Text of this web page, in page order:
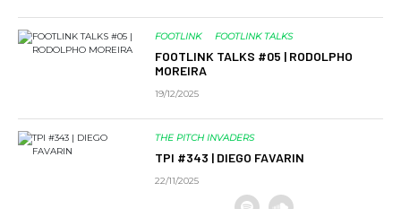
FOOTLINK FOOTLINK TALKS
FOOTLINK TALKS #05 | RODOLPHO
MOREIRA
19/12/2025
THE PITCH INVADERS
TPI #343 | DIEGO FAVARIN
22/11/2025